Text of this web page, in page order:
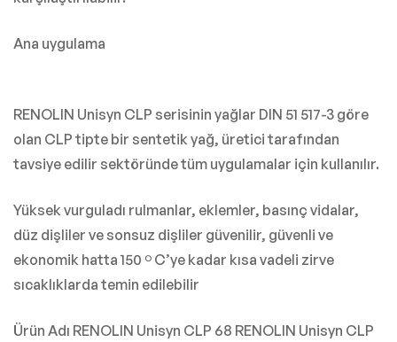
Ana uygulama
RENOLIN Unisyn CLP serisinin yağlar DIN 51 517-3 göre
olan CLP tipte bir sentetik yağ, üretici tarafından
tavsiye edilir sektöründe tüm uygulamalar için kullanılır.
Yüksek vurguladı rulmanlar, eklemler, basınç vidalar,
düz dişliler ve sonsuz dişliler güvenilir, güvenli ve
ekonomik hatta 150 º C’ye kadar kısa vadeli zirve
sıcaklıklarda temin edilebilir
Ürün Adı RENOLIN Unisyn CLP 68 RENOLIN Unisyn CLP